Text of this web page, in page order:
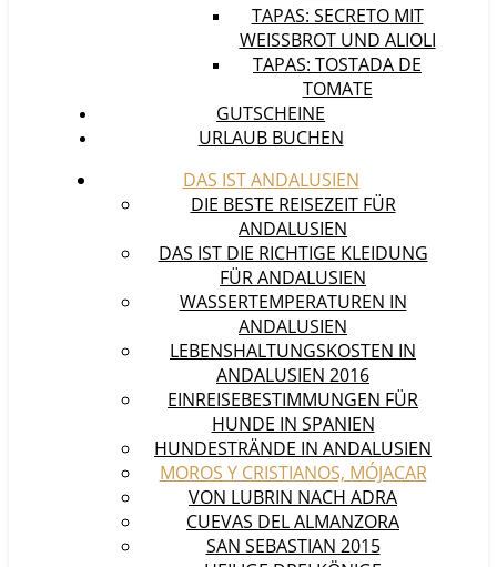
TAPAS: SECRETO MIT
WEISSBROT UND ALIOLI
TAPAS: TOSTADA DE
TOMATE
GUTSCHEINE
URLAUB BUCHEN
DAS IST ANDALUSIEN
DIE BESTE REISEZEIT FÜR
ANDALUSIEN
DAS IST DIE RICHTIGE KLEIDUNG
FÜR ANDALUSIEN
WASSERTEMPERATUREN IN
ANDALUSIEN
LEBENSHALTUNGSKOSTEN IN
ANDALUSIEN 2016
EINREISEBESTIMMUNGEN FÜR
HUNDE IN SPANIEN
HUNDESTRÄNDE IN ANDALUSIEN
MOROS Y CRISTIANOS, MÓJACAR
VON LUBRIN NACH ADRA
CUEVAS DEL ALMANZORA
SAN SEBASTIAN 2015